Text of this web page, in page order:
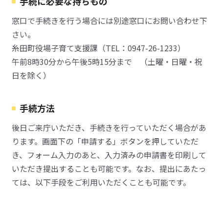
窓口で手続きを行う場合には別途窓口にお問い合わせ下
さい。
糸田町役場子育て支援課（TEL：0947-26-1233）
午前8時30分から午後5時15分まで （土曜・日曜・祝
日を除く）
手続方法
後日ご来庁いただき、手続きを行っていただく場合があ
ります。画面下の「申請する」ボタンを押していただ
き、フォーム入力のあと、入力済みの申請書を印刷して
いただき提出することも可能です。なお、提出にあたっ
ては、以下手段をご利用いただくことも可能です。